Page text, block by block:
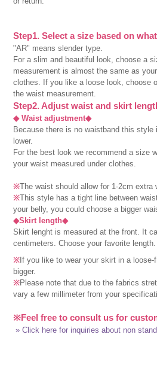
Step1. Select a size based on
"AR" means slender type.
For a slim and beautiful look, choose a
measurement is almost the same as
clothes. If you like a loose look, choose
the waist measurement.
Step2. Adjust waist and skirt
◆ Waist adjustment◆
Because there is no waistband this style
lower.
For the best look we recommend a size
your waist measured under clothes.
※The waist should allow for 1-2cm extra
※This style has a tight line between
your belly, you could choose a bigger
◆Skirt length◆
Skirt lenght is measured at the front. It
centimeters. Choose your favorite length.
※If you like to wear your skirt in a
bigger.
※Please note that due to the fabrics
vary a few millimeter from your
※Feel free to consult us for
» Click here for inquiries about non